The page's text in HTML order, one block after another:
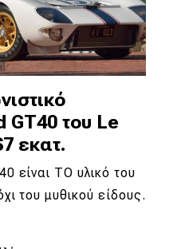
GT40 του Le
εκατ.
είναι ΤΟ υλικό του
του μυθικού είδους.